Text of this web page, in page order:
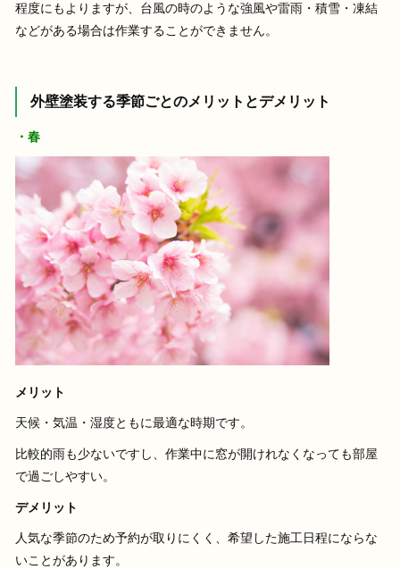
程度にもよりますが、台風の時のような強風や雷雨・積雪・凍結
などがある場合は作業することができません。
外壁塗装する季節ごとのメリットとデメリット
・春
メリット
天候・気温・湿度ともに最適な時期です。
比較的雨も少ないですし、作業中に窓が開けれなくなっても部屋
で過ごしやすい。
デメリット
人気な季節のため予約が取りにくく、希望した施工日程にならな
いことがあります。